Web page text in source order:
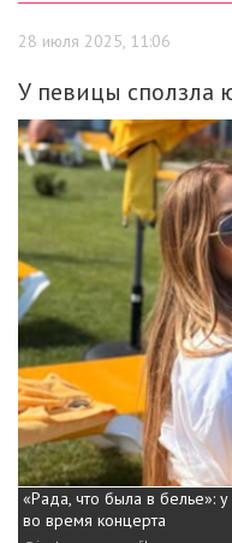
28 июля 2025, 11:06
У певицы сползла
«Рада, что была в белье»:
во время концерта